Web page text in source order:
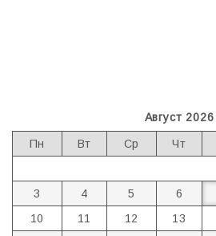
Август 2026
Пн Вт Ср Чт
3
4 5 6
10
11 12 13